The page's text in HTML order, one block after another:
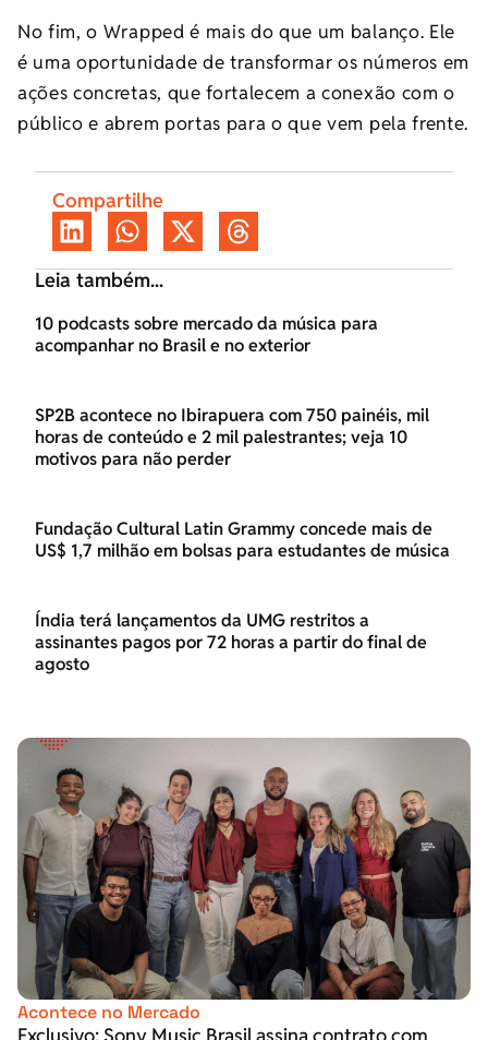
No fim, o Wrapped é mais do que um balanço. Ele
é uma oportunidade de transformar os números em
ações concretas, que fortalecem a conexão com o
público e abrem portas para o que vem pela frente.
Compartilhe
Leia também...
10 podcasts sobre mercado da música para
acompanhar no Brasil e no exterior
SP2B acontece no Ibirapuera com 750 painéis, mil
horas de conteúdo e 2 mil palestrantes; veja 10
motivos para não perder
Fundação Cultural Latin Grammy concede mais de
US$ 1,7 milhão em bolsas para estudantes de música
Índia terá lançamentos da UMG restritos a
assinantes pagos por 72 horas a partir do final de
agosto
Acontece no Mercado
Exclusivo: Sony Music Brasil assina contrato com